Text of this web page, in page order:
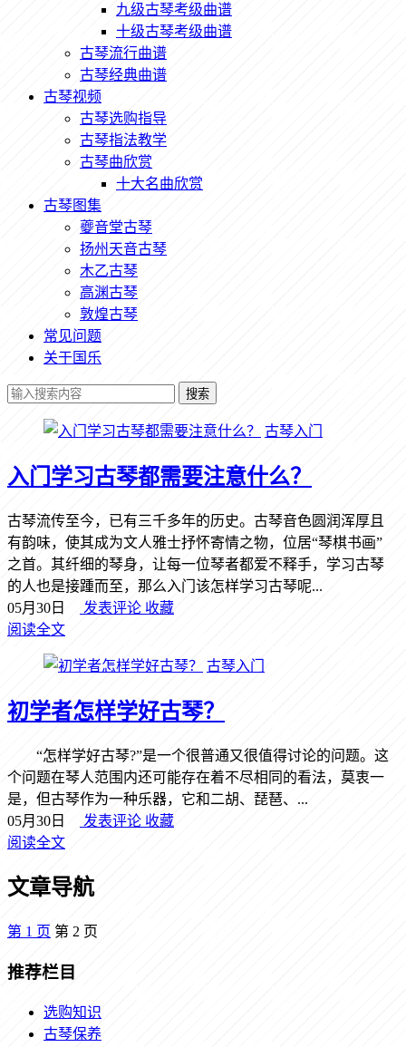
九级古琴考级曲谱
十级古琴考级曲谱
古琴流行曲谱
古琴经典曲谱
古琴视频
古琴选购指导
古琴指法教学
古琴曲欣赏
十大名曲欣赏
古琴图集
夔音堂古琴
扬州天音古琴
木乙古琴
高渊古琴
敦煌古琴
常见问题
关于国乐
搜索
古琴入门
入门学习古琴都需要注意什么？
古琴流传至今，已有三千多年的历史。古琴音色圆润浑厚且
有韵味，使其成为文人雅士抒怀寄情之物，位居“琴棋书画”
之首。其纤细的琴身，让每一位琴者都爱不释手，学习古琴
的人也是接踵而至，那么入门该怎样学习古琴呢...
05月30日
发表评论 收藏
阅读全文
古琴入门
初学者怎样学好古琴？
“怎样学好古琴?”是一个很普通又很值得讨论的问题。这
个问题在琴人范围内还可能存在着不尽相同的看法，莫衷一
是，但古琴作为一种乐器，它和二胡、琵琶、...
05月30日
发表评论 收藏
阅读全文
文章导航
第 1 页 第 2 页
推荐栏目
选购知识
古琴保养